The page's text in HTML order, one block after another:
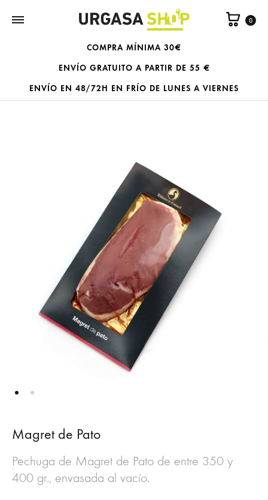
0
COMPRA MÍNIMA 30€
ENVÍO GRATUITO A PARTIR DE 55 €
ENVÍO EN 48/72H EN FRÍO DE LUNES A VIERNES
Magret de Pato
Pechuga de Magret de Pato de entre 350 y
400 gr., envasada al vacío.